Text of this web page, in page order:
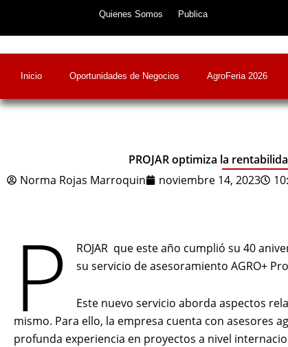
Quienes Somos Publica
Inicio Oportunidades de Negocios AgroFeria 2026
PROJAR optimiza la
Norma Rojas Marroquin
noviembre 14, 2023
P
ROJAR que este año cumplió su 40
su servicio de asesoramiento AGRO+
Este nuevo servicio aborda aspectos
mismo. Para ello, la empresa cuenta con asesores
profunda experiencia en proyectos a nivel